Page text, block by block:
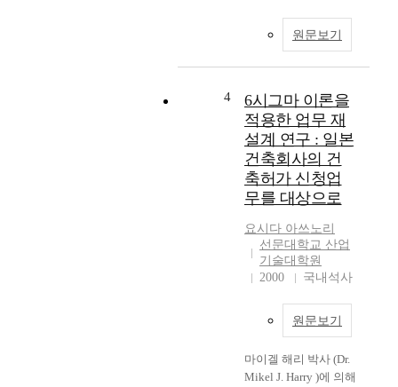
트 설계 지원을 위한
소프트웨어 구조 -3차
원 CAD 시스템 기반
의 API 응용 프로그램
설계 -설계용 계산과
정의 Visual Basic 프로
그램 설계 3) 산업용
리프트 설계 계산용 프
원 소프트웨어의 GUI
구현 -산업용 리프트
의 부품 설계용 계산식
산업용 리프트의 3D
형상모델링을 위한
트 구성부품 및 조립품
의 자동형상모델링용
and the auto feed
control in corner shape
generated in high-
speed machining.
Abstract of the
developed control
system is explained.
The developed control
system is tested with
methods which are the
comparing servo-
position command, test
system, and high-speed
machining test on a
horizontal machining
center with SENTROL-
M NC controller. The
원문보기
4
6시그마 이론을
적용한 업무 재
설계 연구 : 일본
건축회사의 건
축허가 신청업
무를 대상으로
요시다 아쓰노리
선문대학교 산업
기술대학원
2000
국내석사
원문보기
마이겔 해리 박사 (Dr.
Mikel J. Harry )에 의해